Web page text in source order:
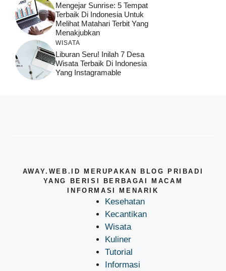
Mengejar Sunrise: 5 Tempat
Terbaik Di Indonesia Untuk
Melihat Matahari Terbit Yang
Menakjubkan
WISATA
Liburan Seru! Inilah 7 Desa
Wisata Terbaik Di Indonesia
Yang Instagramable
AWAY.WEB.ID MERUPAKAN BLOG PRIBADI
YANG BERISI BERBAGAI MACAM
INFORMASI MENARIK
Kesehatan
Kecantikan
Wisata
Kuliner
Tutorial
Informasi